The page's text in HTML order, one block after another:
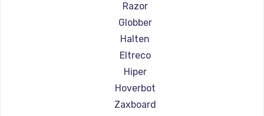
Razor
Globber
Halten
Eltreco
Hiper
Hoverbot
Zaxboard